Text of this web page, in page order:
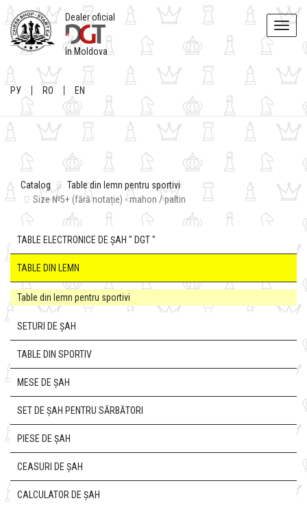
Toggle
Dealer oficial
în Moldova
РУ RO EN
Catalog
Table din lemn pentru sportivi
Size №5+ (fără notație) - mahon / paltin
TABLE ELECTRONICE DE ȘAH " DGT "
TABLE DIN LEMN
Table din lemn pentru sportivi
SETURI DE ȘAH
TABLE DIN SPORTIV
MESE DE ȘAH
SET DE ȘAH PENTRU SĂRBĂTORI
PIESE DE ȘAH
CEASURI DE ȘAH
CALCULATOR DE ȘAH